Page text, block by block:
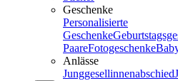
Geschenke
Personalisierte
Geschenke
PaareFotogeschenke
Anlässe
Junggesellinnenabschied